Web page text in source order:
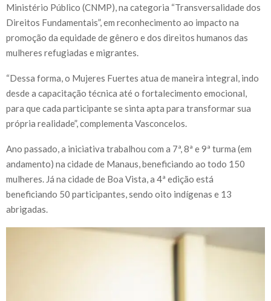
Ministério Público (CNMP), na categoria “Transversalidade dos
Direitos Fundamentais”, em reconhecimento ao impacto na
promoção da equidade de gênero e dos direitos humanos das
mulheres refugiadas e migrantes.
“Dessa forma, o Mujeres Fuertes atua de maneira integral, indo
desde a capacitação técnica até o fortalecimento emocional,
para que cada participante se sinta apta para transformar sua
própria realidade”, complementa Vasconcelos.
Ano passado, a iniciativa trabalhou com a 7ª, 8ª e 9ª turma (em
andamento) na cidade de Manaus, beneficiando ao todo 150
mulheres. Já na cidade de Boa Vista, a 4ª edição está
beneficiando 50 participantes, sendo oito indígenas e 13
abrigadas.